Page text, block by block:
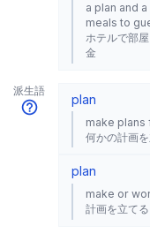
a plan and
meals to
ホテルで部
金
派生語
plan
make
何かの計画
plan
make or
計画を立て